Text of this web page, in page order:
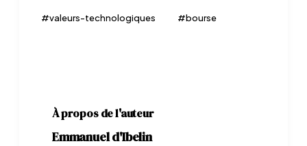
#valeurs-technologiques #bourse
À propos de l'auteur
Emmanuel d'Ibelin